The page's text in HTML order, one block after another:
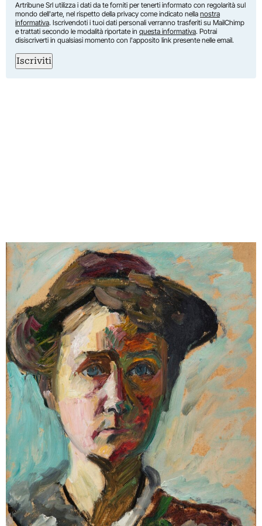
Artribune Srl utilizza i dati da te forniti per tenerti informato con regolarità sul
mondo dell'arte, nel rispetto della privacy come indicato nella nostra
informativa. Iscrivendoti i tuoi dati personali verranno trasferiti su MailChimp
e trattati secondo le modalità riportate in questa informativa. Potrai
disiscriverti in qualsiasi momento con l'apposito link presente nelle email.
Iscriviti